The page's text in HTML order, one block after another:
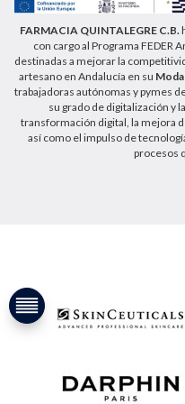
FARMACIA QUINTALEGRE C.B.
con cargo al Programa FEDER
destinadas a mejorar la
artesano en Andalucía en su
trabajadoras autónomas y pymes
su grado de digitalización y
transformación digital, la mejora
así como el impulso de
procesos